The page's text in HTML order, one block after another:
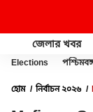
জেলার খবর
Elections
হোম নির্বাচন ২০২৬